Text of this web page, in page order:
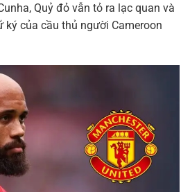
Quỷ đỏ vẫn tỏ ra lạc quan và
của cầu thủ người Cameroon